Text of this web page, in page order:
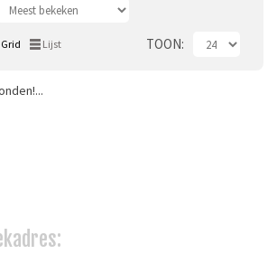
Grid Lijst TOON